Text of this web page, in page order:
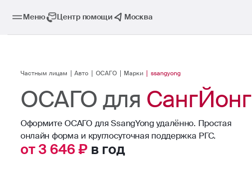
Меню Центр помощи Москва
Частным лицам Авто ОСАГО Марки ssangyong
ОСАГО для СангЙонг
Оформите ОСАГО для SsangYong удалённо. Простая
онлайн форма и круглосуточная поддержка РГС.
от 3 646 ₽ в год